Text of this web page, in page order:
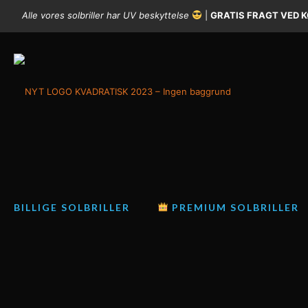
Alle vores solbriller har UV beskyttelse GRATIS FRAGT VED
BILLIGE SOLBRILLER PREMIUM SOLBRILLER